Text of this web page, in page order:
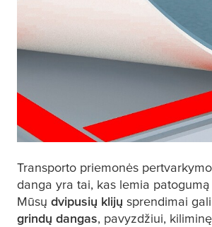
Transporto priemonės
danga yra tai, kas lemia
Mūsų dvipusių klijų sprendimai gali
grindų dangas, pavyzdžiui,